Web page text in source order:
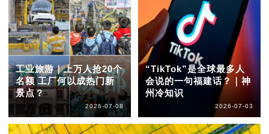
工业旅游｜上万人抢20个
名额 工厂何以成热门新
景点？
2026-07-08
“TikTok”是全球最多人
会说的一句福建话？｜神
州冷知识
2026-07-03